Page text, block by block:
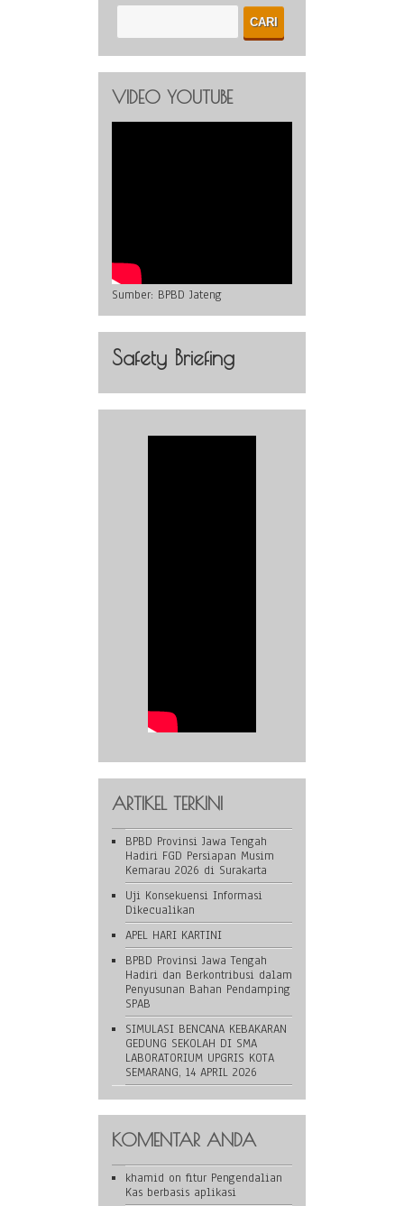
VIDEO YOUTUBE
Sumber: BPBD Jateng
Safety Briefing
ARTIKEL TERKINI
BPBD Provinsi Jawa Tengah
Hadiri FGD Persiapan Musim
Kemarau 2026 di Surakarta
Uji Konsekuensi Informasi
Dikecualikan
APEL HARI KARTINI
BPBD Provinsi Jawa Tengah
Hadiri dan Berkontribusi dalam
Penyusunan Bahan Pendamping
SPAB
SIMULASI BENCANA KEBAKARAN
GEDUNG SEKOLAH DI SMA
LABORATORIUM UPGRIS KOTA
SEMARANG, 14 APRIL 2026
KOMENTAR ANDA
khamid on fitur Pengendalian
Kas berbasis aplikasi